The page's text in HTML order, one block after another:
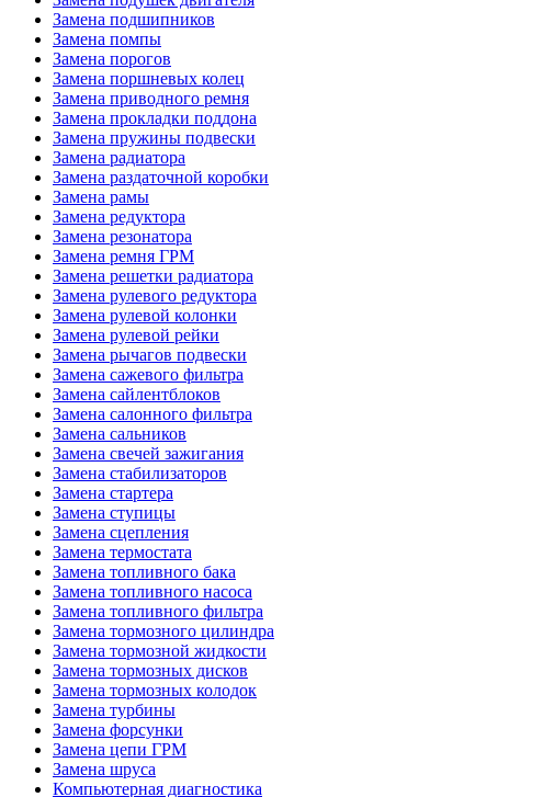
Замена подшипников
Замена помпы
Замена порогов
Замена поршневых колец
Замена приводного ремня
Замена прокладки поддона
Замена пружины подвески
Замена радиатора
Замена раздаточной коробки
Замена рамы
Замена редуктора
Замена резонатора
Замена ремня ГРМ
Замена решетки радиатора
Замена рулевого редуктора
Замена рулевой колонки
Замена рулевой рейки
Замена рычагов подвески
Замена сажевого фильтра
Замена сайлентблоков
Замена салонного фильтра
Замена сальников
Замена свечей зажигания
Замена стабилизаторов
Замена стартера
Замена ступицы
Замена сцепления
Замена термостата
Замена топливного бака
Замена топливного насоса
Замена топливного фильтра
Замена тормозного цилиндра
Замена тормозной жидкости
Замена тормозных дисков
Замена тормозных колодок
Замена турбины
Замена форсунки
Замена цепи ГРМ
Замена шруса
Компьютерная диагностика